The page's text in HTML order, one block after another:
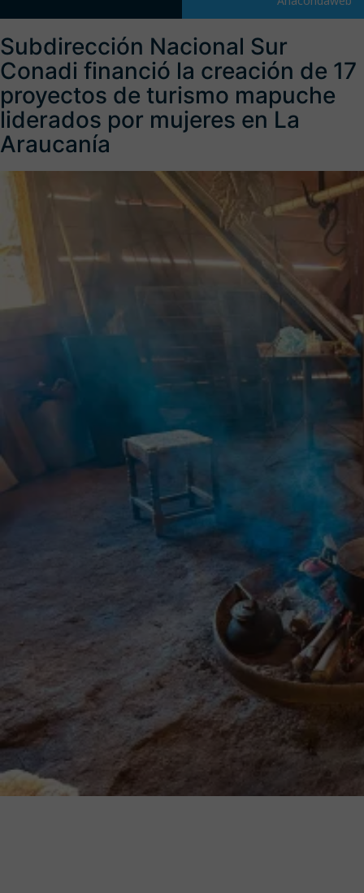
Subdirección Nacional Sur
Conadi financió la creación de 17
proyectos de turismo mapuche
liderados por mujeres en La
Araucanía